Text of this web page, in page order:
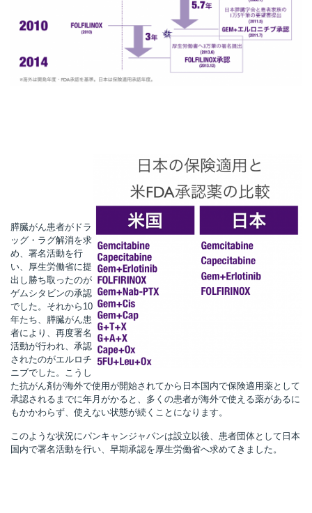
膵臓がん患者がドラ
ッグ・ラグ解消を求
め、署名活動を行
い、厚生労働省に提
出し勝ち取ったのが
ゲムシタビンの承認
でした。それから10
年たち、膵臓がん患
者により、再度署名
活動が行われ、承認
されたのがエルロチ
ニブでした。こうし
た抗がん剤が海外で使用が開始されてから日本国内で保険適用薬として
承認されるまでに年月がかると、多くの患者が海外で使える薬があるに
もかかわらず、使えない状態が続くことになります。
このような状況にパンキャンジャパンは設立以後、患者団体として日本
国内で署名活動を行い、早期承認を厚生労働省へ求めてきました。